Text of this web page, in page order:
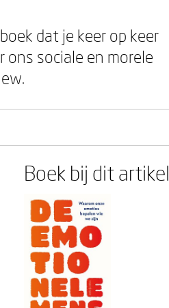
dat je keer op keer
sociale en morele
Boek bij dit artikel